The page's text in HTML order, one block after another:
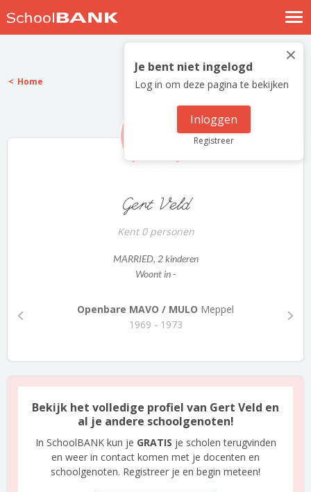
Nostalgische verhalen
Log in
Meld je gratis aan
×
Je bent niet ingelogd
Log in om deze pagina te bekijken
Inloggen
Registreer
Home
Gert Veld
Kent 0 personen
MARRIED, 2 kinderen
Woont in -
Openbare MAVO / MULO Meppel
1969 - 1973
Bekijk het volledige profiel van Gert Veld en
al je andere schoolgenoten!
In SchoolBANK kun je GRATIS je scholen terugvinden
en weer in contact komen met je docenten en
schoolgenoten. Registreer je en begin meteen!